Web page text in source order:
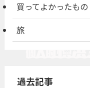
買ってよかったもの
旅
過去記事